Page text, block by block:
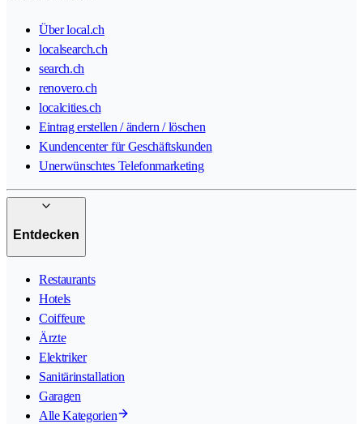
Über local.ch
localsearch.ch
search.ch
renovero.ch
localcities.ch
Eintrag erstellen / ändern / löschen
Kundencenter für Geschäftskunden
Unerwünschtes Telefonmarketing
Entdecken
Restaurants
Hotels
Coiffeure
Ärzte
Elektriker
Sanitärinstallation
Garagen
Alle Kategorien